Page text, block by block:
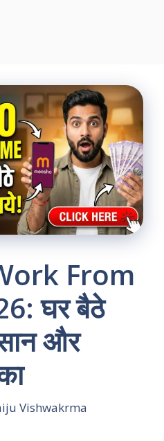
From
घर बैठे
और
Vishwakrma